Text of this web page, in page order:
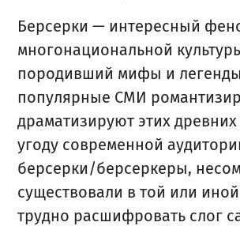
Берсерки — интересный
многонациональной
породивший мифы и
популярные СМИ
драматизируют этих
угоду современной
берсерки/берсеркеры,
существовали в той или
трудно расшифровать слог